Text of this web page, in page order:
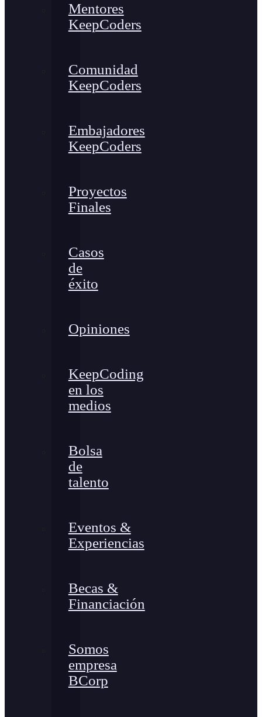
Mentores
KeepCoders
Comunidad
KeepCoders
Embajadores
KeepCoders
Proyectos
Finales
Casos
de
éxito
Opiniones
KeepCoding
en los
medios
Bolsa
de
talento
Eventos &
Experiencias
Becas &
Financiación
Somos
empresa
BCorp